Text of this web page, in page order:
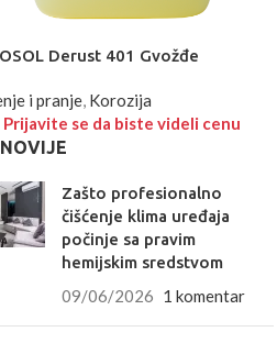
Derust 401 Gvožđe
i pranje, Korozija
Prijavite se da biste videli cenu
Zašto profesionalno
čišćenje klima uređaja
počinje sa pravim
hemijskim sredstvom
09/06/2026 1 komentar